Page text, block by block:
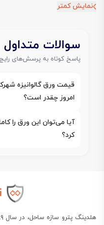
نمایش کمتر
سوالات متداول
پاسخ کوتاه به پرسش‌های رایج
امروز چقدر است؟
آیا می‌توان این ورق را
کرد؟